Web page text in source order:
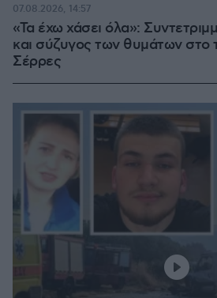
«Τα έχω χάσει όλα»:
και σύζυγος των θυμάτων στο
Σέρρες
07.08.2026, 14:57